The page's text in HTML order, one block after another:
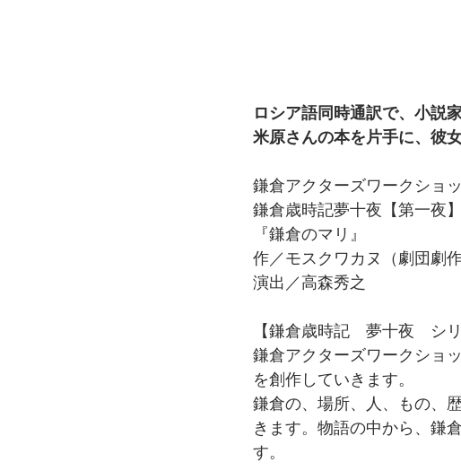
ロシア語同時通訳で、小説
米原さんの本を片手に、彼
鎌倉アクターズワークショ
鎌倉歳時記夢十夜【第一夜】
『鎌倉のマリ』
作／モスクワカヌ（劇団
演出／高森秀之
【鎌倉歳時記　夢十夜　シ
鎌倉アクターズワークショ
を創作していきます。
鎌倉の、場所、人、もの、
きます。物語の中から、鎌
す。